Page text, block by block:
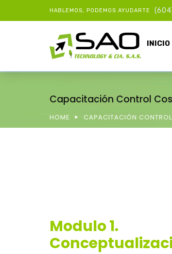
HABLEMOS, PODEMOS AYUDARTE
INICIO
Capacitación Control
HOME CAPACITACIÓN
Modulo 1.